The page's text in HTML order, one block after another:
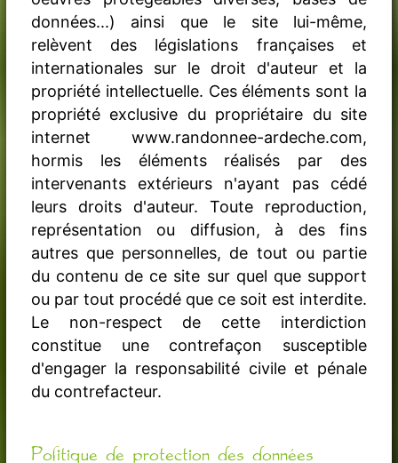
données...) ainsi que le site lui-même,
relèvent des législations françaises et
internationales sur le droit d'auteur et la
propriété intellectuelle. Ces éléments sont la
propriété exclusive du propriétaire du site
internet www.randonnee-ardeche.com,
hormis les éléments réalisés par des
intervenants extérieurs n'ayant pas cédé
leurs droits d'auteur. Toute reproduction,
représentation ou diffusion, à des fins
autres que personnelles, de tout ou partie
du contenu de ce site sur quel que support
ou par tout procédé que ce soit est interdite.
Le non-respect de cette interdiction
constitue une contrefaçon susceptible
d'engager la responsabilité civile et pénale
du contrefacteur.
Politique de protection des données